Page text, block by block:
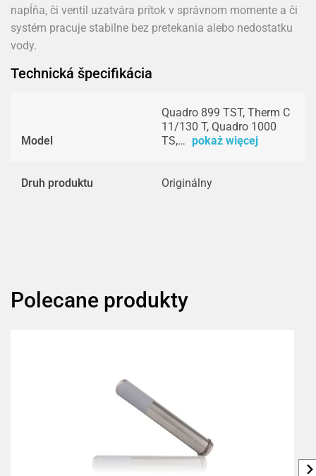
napĺňa, či ventil uzatvára prítok v správnom momente a či
systém pracuje stabilne bez pretekania alebo nedostatku
vody.
Technická špecifikácia
Model
Quadro 899 TST, Therm C
11/130 T, Quadro 1000
TS,… pokaż więcej
Druh produktu Originálny
Polecane produkty